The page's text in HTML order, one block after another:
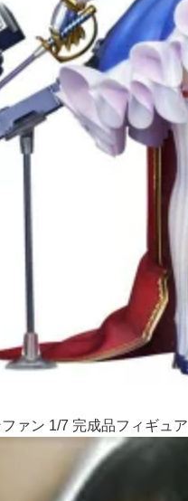
ァン 1/7 完成品フィギュア